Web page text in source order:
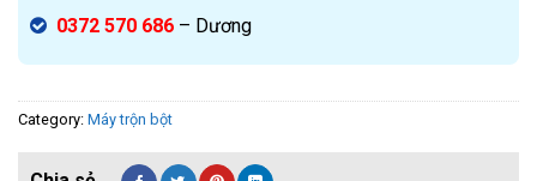
0372 570 686 – Dương
Category: Máy trộn bột